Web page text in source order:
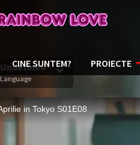
CINE SUNTEM? PROIECTE
Undefined
Language